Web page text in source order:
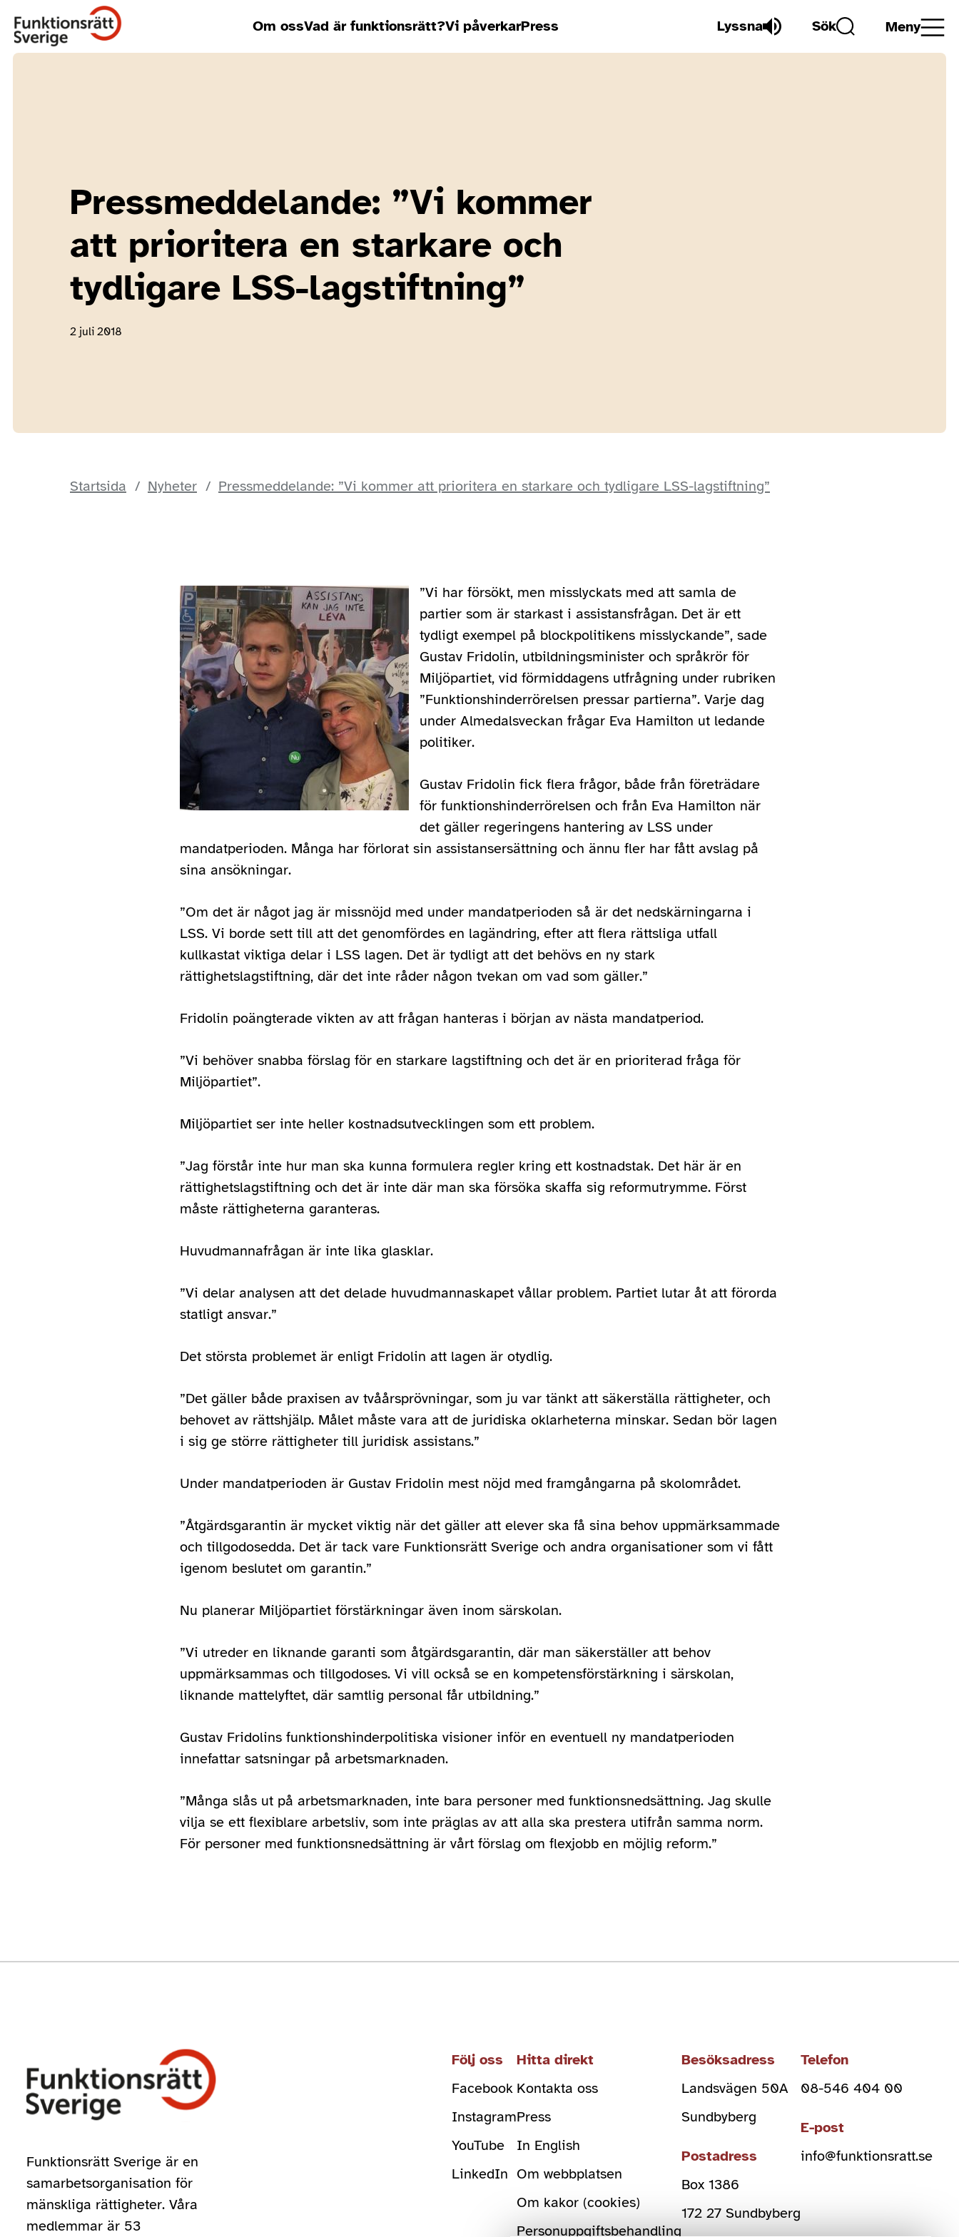
Om ossVad är funktionsrätt?Vi påverkarPress Lyssna Sök Meny
Pressmeddelande: ”Vi kommer
att prioritera en starkare och
tydligare LSS-lagstiftning”
2 juli 2018
Startsida Nyheter Pressmeddelande: ”Vi kommer att prioritera en starkare och tydligare LSS-lagstiftning”
”Vi har försökt, men misslyckats med att samla de
partier som är starkast i assistansfrågan. Det är ett
tydligt exempel på blockpolitikens misslyckande”, sade
Gustav Fridolin, utbildningsminister och språkrör för
Miljöpartiet, vid förmiddagens utfrågning under rubriken
”Funktionshinderrörelsen pressar partierna”. Varje dag
under Almedalsveckan frågar Eva Hamilton ut ledande
politiker.
Gustav Fridolin fick flera frågor, både från företrädare
för funktionshinderrörelsen och från Eva Hamilton när
det gäller regeringens hantering av LSS under
mandatperioden. Många har förlorat sin assistansersättning och ännu fler har fått avslag på
sina ansökningar.
”Om det är något jag är missnöjd med under mandatperioden så är det nedskärningarna i
LSS. Vi borde sett till att det genomfördes en lagändring, efter att flera rättsliga utfall
kullkastat viktiga delar i LSS lagen. Det är tydligt att det behövs en ny stark
rättighetslagstiftning, där det inte råder någon tvekan om vad som gäller.”
Fridolin poängterade vikten av att frågan hanteras i början av nästa mandatperiod.
”Vi behöver snabba förslag för en starkare lagstiftning och det är en prioriterad fråga för
Miljöpartiet”.
Miljöpartiet ser inte heller kostnadsutvecklingen som ett problem.
”Jag förstår inte hur man ska kunna formulera regler kring ett kostnadstak. Det här är en
rättighetslagstiftning och det är inte där man ska försöka skaffa sig reformutrymme. Först
måste rättigheterna garanteras.
Huvudmannafrågan är inte lika glasklar.
”Vi delar analysen att det delade huvudmannaskapet vållar problem. Partiet lutar åt att förorda
statligt ansvar.”
Det största problemet är enligt Fridolin att lagen är otydlig.
”Det gäller både praxisen av tvåårsprövningar, som ju var tänkt att säkerställa rättigheter, och
behovet av rättshjälp. Målet måste vara att de juridiska oklarheterna minskar. Sedan bör lagen
i sig ge större rättigheter till juridisk assistans.”
Under mandatperioden är Gustav Fridolin mest nöjd med framgångarna på skolområdet.
”Åtgärdsgarantin är mycket viktig när det gäller att elever ska få sina behov uppmärksammade
och tillgodosedda. Det är tack vare Funktionsrätt Sverige och andra organisationer som vi fått
igenom beslutet om garantin.”
Nu planerar Miljöpartiet förstärkningar även inom särskolan.
”Vi utreder en liknande garanti som åtgärdsgarantin, där man säkerställer att behov
uppmärksammas och tillgodoses. Vi vill också se en kompetensförstärkning i särskolan,
liknande mattelyftet, där samtlig personal får utbildning.”
Gustav Fridolins funktionshinderpolitiska visioner inför en eventuell ny mandatperioden
innefattar satsningar på arbetsmarknaden.
”Många slås ut på arbetsmarknaden, inte bara personer med funktionsnedsättning. Jag skulle
vilja se ett flexiblare arbetsliv, som inte präglas av att alla ska prestera utifrån samma norm.
För personer med funktionsnedsättning är vårt förslag om flexjobb en möjlig reform.”
Funktionsrätt Sverige är en
samarbetsorganisation för
mänskliga rättigheter. Våra
medlemmar är 53
Följ oss
Facebook
Instagram
YouTube
LinkedIn
Hitta direkt
Kontakta oss
Press
In English
Om webbplatsen
Om kakor (cookies)
Personuppgiftsbehandling
Besöksadress
Landsvägen 50A
Sundbyberg
Postadress
Box 1386
172 27 Sundbyberg
Telefon
08-546 404 00
E-post
info@funktionsratt.se